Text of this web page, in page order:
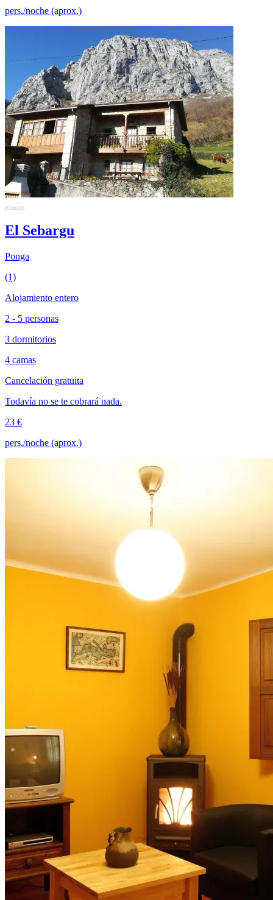
pers./noche (aprox.)
El Sebargu
Ponga
(1)
Alojamiento entero
2 - 5 personas
3 dormitorios
4 camas
Cancelación gratuita
Todavía no se te cobrará nada.
23 €
pers./noche (aprox.)